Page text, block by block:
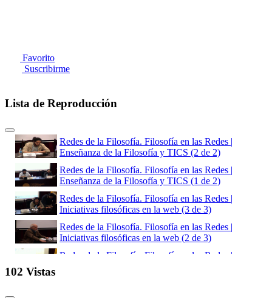
Favorito
Suscribirme
Lista de Reproducción
Redes de la Filosofía. Filosofía en las Redes |
Enseñanza de la Filosofía y TICS (2 de 2)
Redes de la Filosofía. Filosofía en las Redes |
Enseñanza de la Filosofía y TICS (1 de 2)
Redes de la Filosofía. Filosofía en las Redes |
Iniciativas filosóficas en la web (3 de 3)
Redes de la Filosofía. Filosofía en las Redes |
Iniciativas filosóficas en la web (2 de 3)
Redes de la Filosofía. Filosofía en las Redes |
102 Vistas